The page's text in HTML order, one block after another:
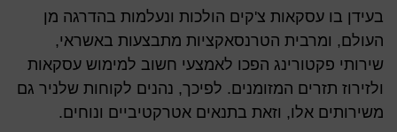
בעידן בו עסקאות צ'קים הולכות ונעלמות בהדרגה מן
העולם, ומרבית הטרנסאקציות מתבצעות באשראי,
שירותי פקטורינג הפכו לאמצעי חשוב למימוש עסקאות
ולזירוז תזרים המזומנים. לפיכך, נהנים לקוחות שלניר גם
משירותים אלו, וזאת בתנאים אטרקטיביים ונוחים.